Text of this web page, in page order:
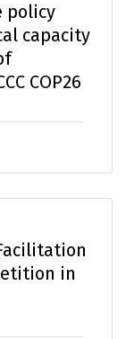
policy
capacity
COP26
in